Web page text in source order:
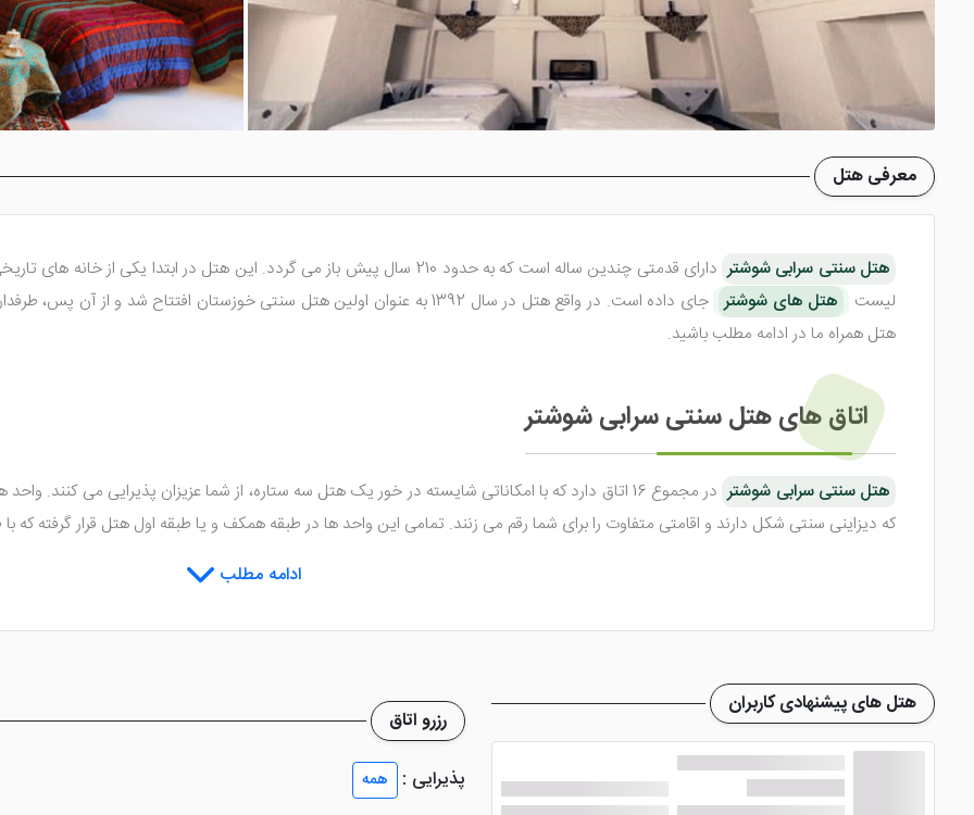
معرفی هتل
هتل سنتی سرابی شوشتر
دارای قدمتی چندین ساله است که به حدود 210 سال پیش باز می گردد. این هتل در
لیست
هتل های شوشتر
جای داده است. در واقع هتل در سال 1392 به عنوان اولین هتل سنتی خوزستان افتتاح
هتل همراه ما در ادامه مطلب باشید.
اتاق های هتل سنتی سرابی شوشتر
هتل سنتی سرابی شوشتر
در مجموع 16 اتاق دارد که با امکاناتی شایسته در خور یک هتل سه ستاره، از شما عزیزان پذیرایی می
که دیزاینی سنتی شکل دارند و اقامتی متفاوت را برای شما رقم می زنند. تمامی این واحد ها در طبقه همکف و یا طبقه اول هتل قرار گرفته که با ظرفیت هایی از 1 نفر تا 4
در تمامی واحد های خود امکاناتی مناسب را تعبیه کرده تا مهمانان بتوانند با راحتی بیشتری اقامت خود را
... اشاره نمود.
امکانات هتل سنتی سرابی شوشتر
در این هتل، امکانات عالی ایجاد شده است که باعث رضایت خاطر شما عزیزان در طول اقامت می شود. بنابراین اگر این هتل را مورد انتخاب
ادامه مطلب
رزرو اتاق
پذیرایی :
همه
هتل های پیشنهادی کاربران